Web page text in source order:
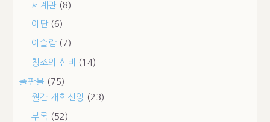
세계관 (8)
이단 (6)
이슬람 (7)
창조의 신비 (14)
출판물 (75)
월간 개혁신앙 (23)
부록 (52)